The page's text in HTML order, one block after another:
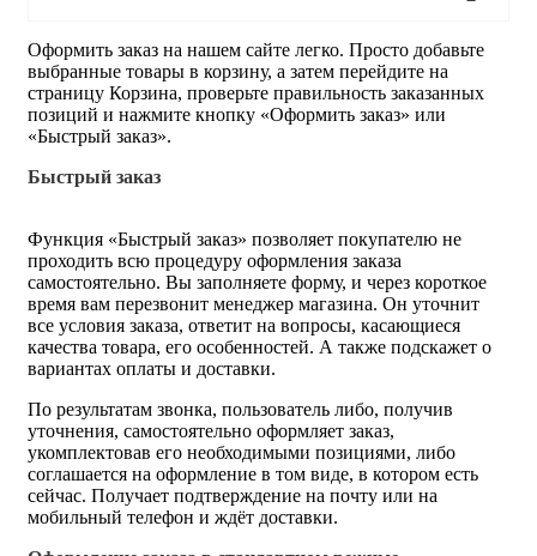
Оформить заказ на нашем сайте легко. Просто добавьте
выбранные товары в корзину, а затем перейдите на
страницу Корзина, проверьте правильность заказанных
позиций и нажмите кнопку «Оформить заказ» или
«Быстрый заказ».
Быстрый заказ
Функция «Быстрый заказ» позволяет покупателю не
проходить всю процедуру оформления заказа
самостоятельно. Вы заполняете форму, и через короткое
время вам перезвонит менеджер магазина. Он уточнит
все условия заказа, ответит на вопросы, касающиеся
качества товара, его особенностей. А также подскажет о
вариантах оплаты и доставки.
По результатам звонка, пользователь либо, получив
уточнения, самостоятельно оформляет заказ,
укомплектовав его необходимыми позициями, либо
соглашается на оформление в том виде, в котором есть
сейчас. Получает подтверждение на почту или на
мобильный телефон и ждёт доставки.